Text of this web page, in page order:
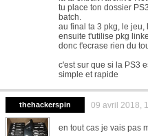
tu place ton dossier
batch.
au final ta 3 pkg, le jeu,
ensuite t'utilise pkg
donc t'ecrase rien du
c'est sur que si la PS3
simple et rapide
thehackerspin 09 avril 2018,
en tout cas je vais pas